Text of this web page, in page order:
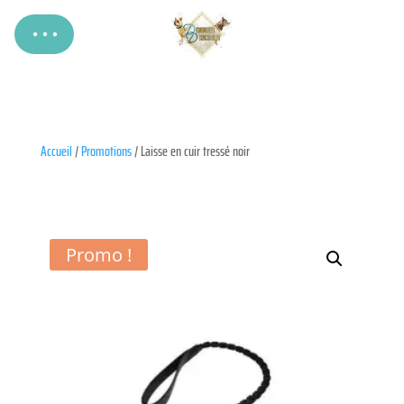
Accueil/Promotions/ Laisse en cuir tressé noir
Promo !